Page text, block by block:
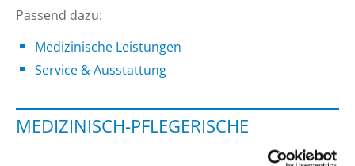
Passend dazu:
Medizinische Leistungen
Service & Ausstattung
MEDIZINISCH-PFLEGERISCHE